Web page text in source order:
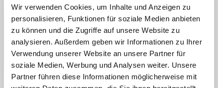
Wir verwenden Cookies, um Inhalte und Anzeigen zu
personalisieren, Funktionen für soziale Medien anbieten
zu können und die Zugriffe auf unsere Website zu
analysieren. Außerdem geben wir Informationen zu Ihrer
Verwendung unserer Website an unsere Partner für
soziale Medien, Werbung und Analysen weiter. Unsere
Partner führen diese Informationen möglicherweise mit
Kommentar*
Name